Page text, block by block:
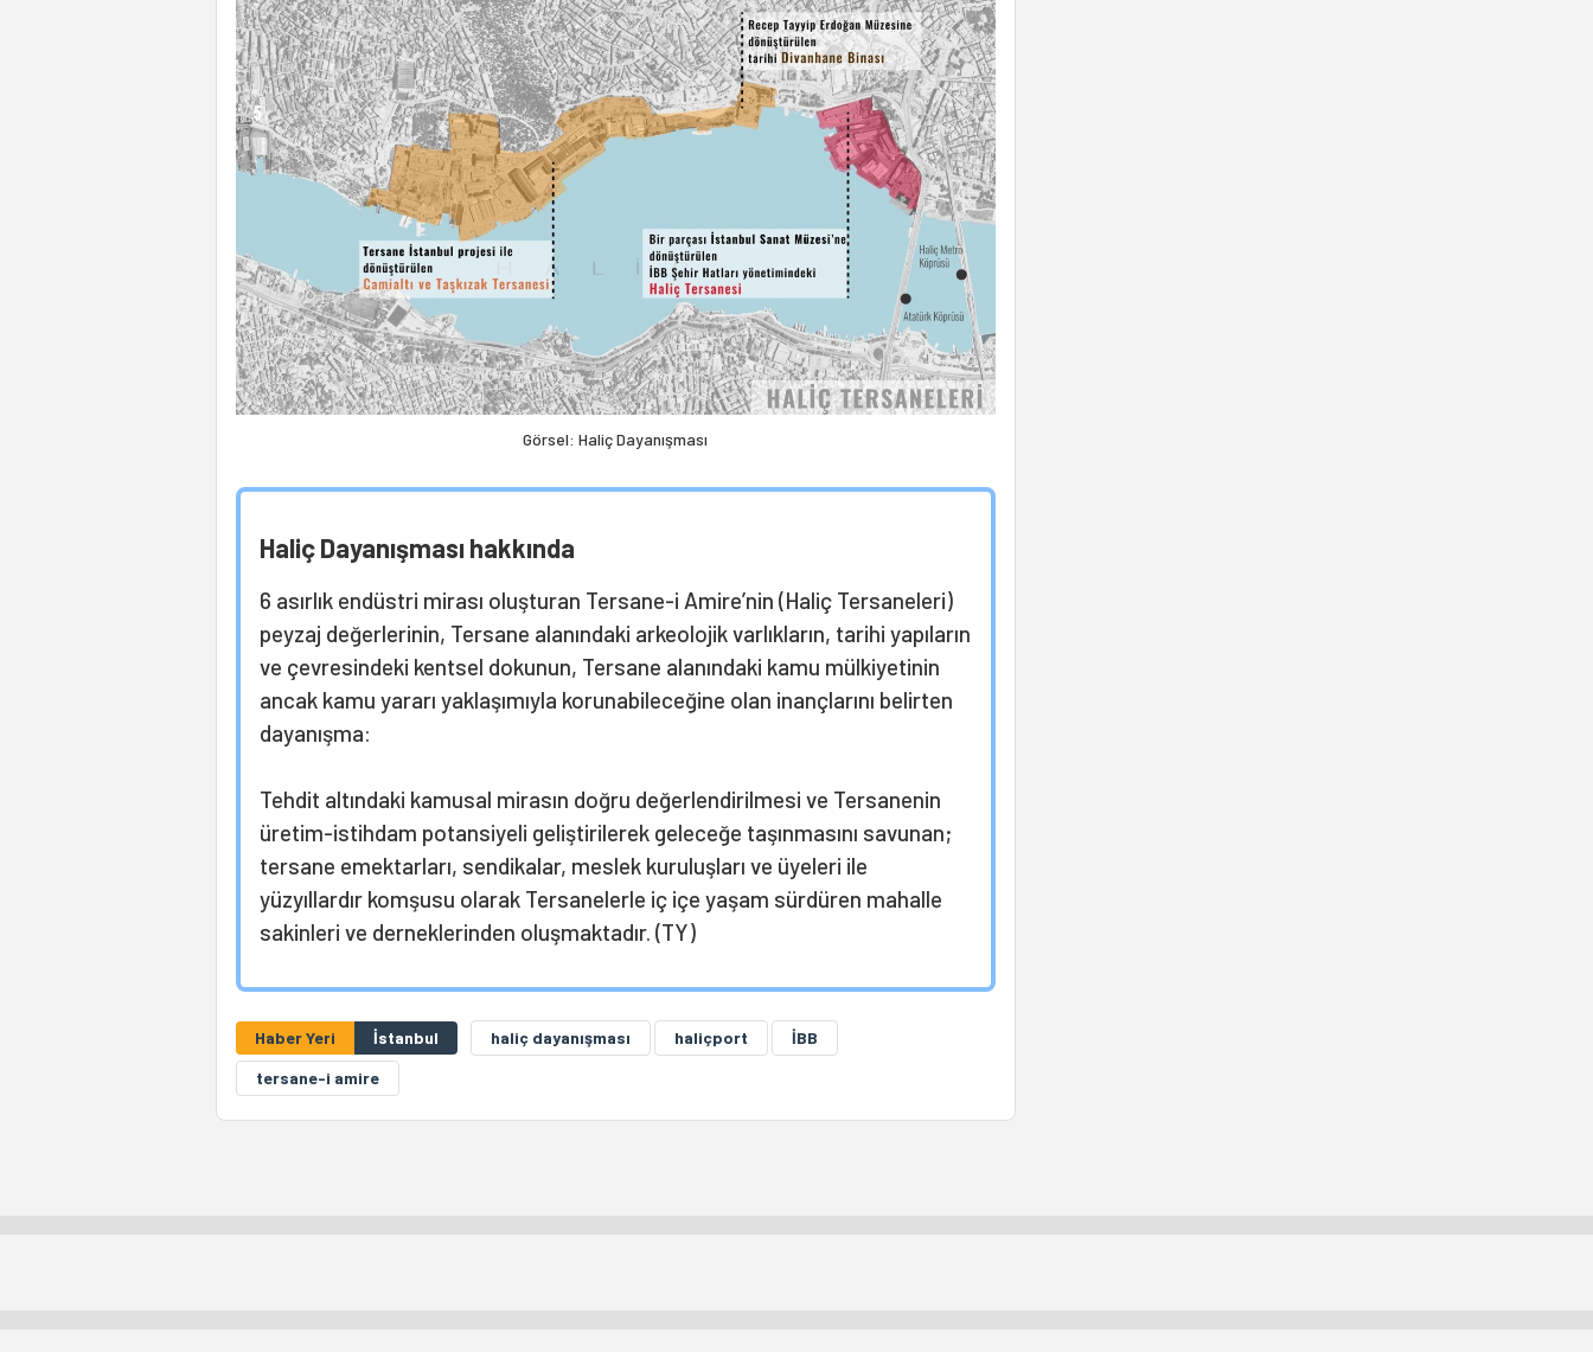
Görsel: Haliç Dayanışması
Haliç Dayanışması hakkında
6 asırlık endüstri mirası oluşturan Tersane-i Amire’nin (Haliç Tersaneleri)
peyzaj değerlerinin, Tersane alanındaki arkeolojik varlıkların, tarihi yapıların
ve çevresindeki kentsel dokunun, Tersane alanındaki kamu mülkiyetinin
ancak kamu yararı yaklaşımıyla korunabileceğine olan inançlarını belirten
dayanışma:
Tehdit altındaki kamusal mirasın doğru değerlendirilmesi ve Tersanenin
üretim-istihdam potansiyeli geliştirilerek geleceğe taşınmasını savunan;
tersane emektarları, sendikalar, meslek kuruluşları ve üyeleri ile
yüzyıllardır komşusu olarak Tersanelerle iç içe yaşam sürdüren mahalle
sakinleri ve derneklerinden oluşmaktadır. (TY)
Haber Yeri İstanbul haliç dayanışması haliçport
İBB
tersane-i amire